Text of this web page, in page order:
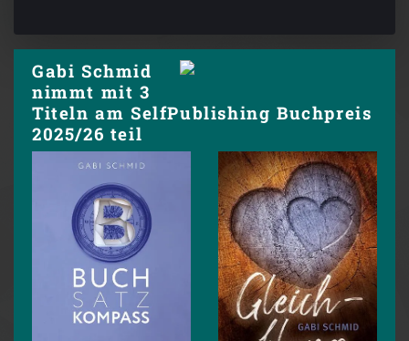
Gabi Schmid
nimmt mit 3
Titeln am SelfPublishing Buchpreis
2025/26 teil